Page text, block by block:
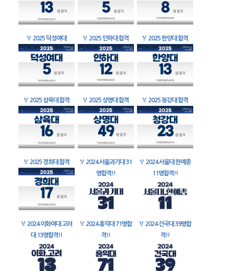
🏅 2025 덕성여대 🏅 2025 인하대 합격 🏅 2025 한양대 합격
🏅 2025 삼육대 합격 🏅 2025 상명대 합격 🏅 2025 청강대 합격
🏅 2025 경희대 합격 🏅 2024 서울과기대 31
명합격!!
🏅 2024 서울대 한예종
11명합격!!
🏅 2024 이화여대 고려
대 13명합격!!
🏅 2024 홍익대 71명합
격!!
🏅 2024 건국대 39명합
격!!